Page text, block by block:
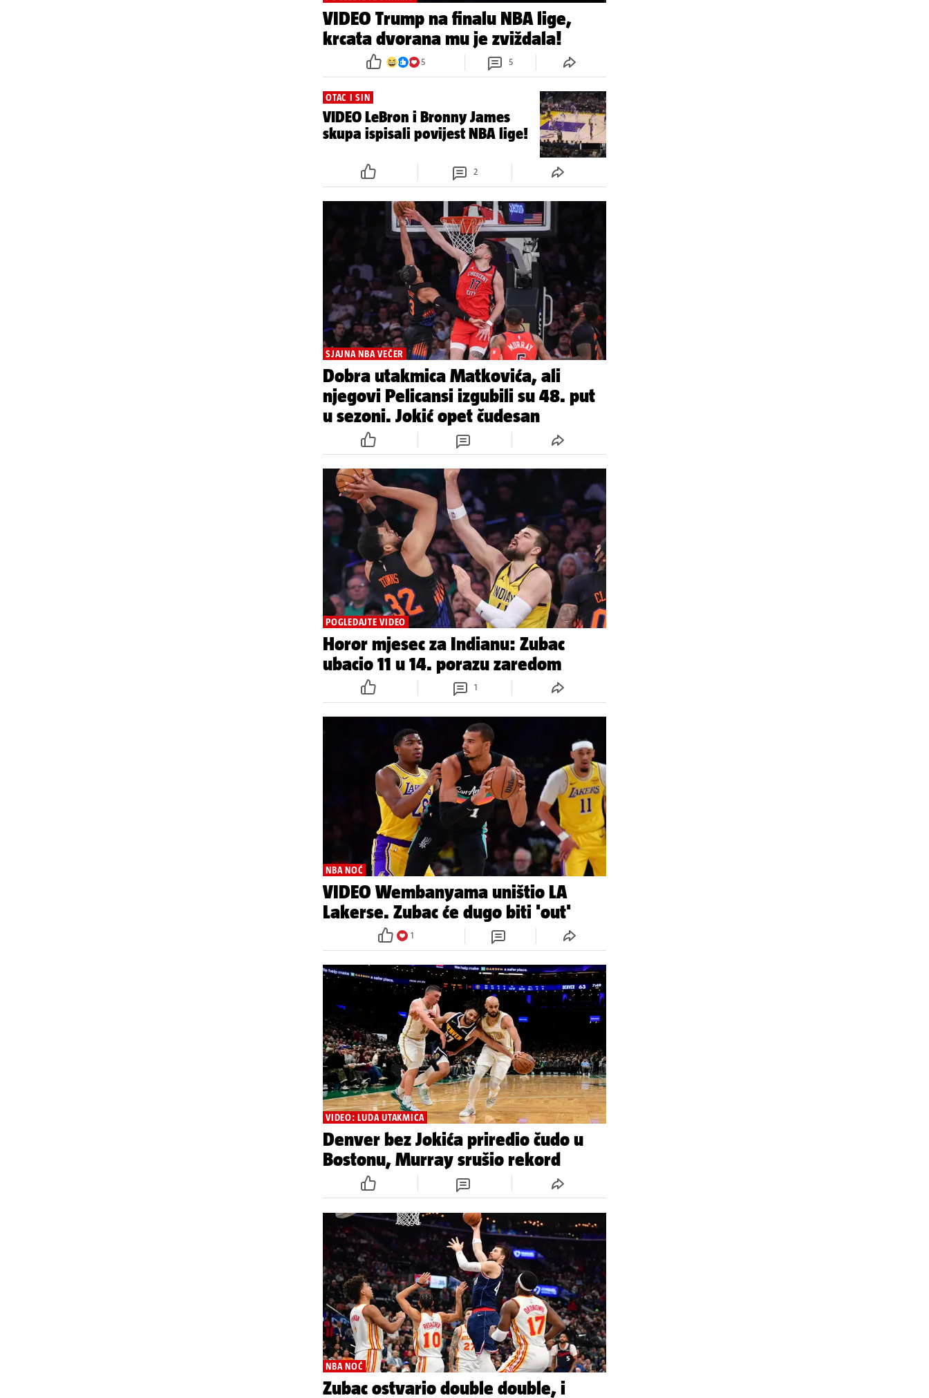
VIDEO Trump na finalu NBA lige,
krcata dvorana mu je zviždala!
5 5
OTAC I SIN
VIDEO LeBron i Bronny James
skupa ispisali povijest NBA lige!
2
SJAJNA NBA VEČER
Dobra utakmica Matkovića, ali
njegovi Pelicansi izgubili su 48. put
u sezoni. Jokić opet čudesan
POGLEDAJTE VIDEO
Horor mjesec za Indianu: Zubac
ubacio 11 u 14. porazu zaredom
1
NBA NOĆ
VIDEO Wembanyama uništio LA
Lakerse. Zubac će dugo biti 'out'
1
VIDEO: LUDA UTAKMICA
Denver bez Jokića priredio čudo u
Bostonu, Murray srušio rekord
NBA NOĆ
Zubac ostvario double double, i